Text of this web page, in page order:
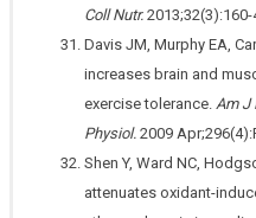
Coll Nutr. 2013;32(3):160-
Davis JM, Murphy EA,
increases brain and
exercise tolerance. Am J
Physiol. 2009
Shen Y, Ward NC,
attenuates oxidant-